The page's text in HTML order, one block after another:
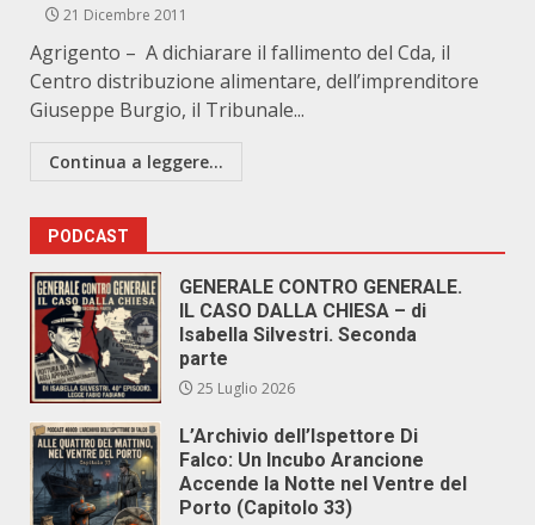
21 Dicembre 2011
Agrigento – A dichiarare il fallimento del Cda, il
Centro distribuzione alimentare, dell’imprenditore
Giuseppe Burgio, il Tribunale...
Continua a leggere...
PODCAST
GENERALE CONTRO GENERALE.
IL CASO DALLA CHIESA – di
Isabella Silvestri. Seconda
parte
25 Luglio 2026
L’Archivio dell’Ispettore Di
Falco: Un Incubo Arancione
Accende la Notte nel Ventre del
Porto (Capitolo 33)